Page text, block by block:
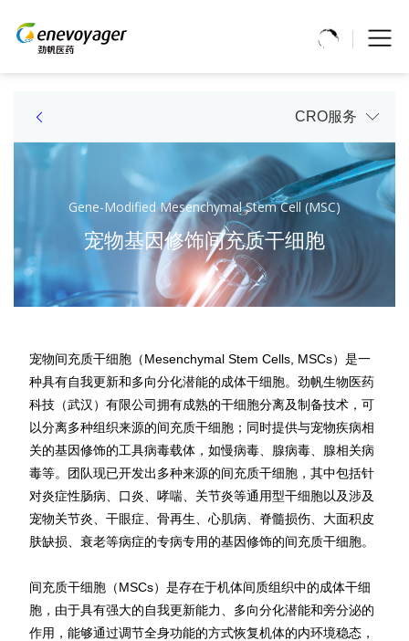
CRO服务
Gene-Modified Mesenchymal Stem Cell (MSC)
宠物基因修饰间充质干细胞
宠物间充质干细胞（Mesenchymal Stem Cells, MSCs）是一
种具有自我更新和多向分化潜能的成体干细胞。劲帆生物医药
科技（武汉）有限公司拥有成熟的干细胞分离及制备技术，可
以分离多种组织来源的间充质干细胞；同时提供与宠物疾病相
关的基因修饰的工具病毒载体，如慢病毒、腺病毒、腺相关病
毒等。团队现已开发出多种来源的间充质干细胞，其中包括针
对炎症性肠病、口炎、哮喘、关节炎等通用型干细胞以及涉及
宠物关节炎、干眼症、骨再生、心肌病、脊髓损伤、大面积皮
肤缺损、衰老等病症的专病专用的基因修饰的间充质干细胞。
间充质干细胞（MSCs）是存在于机体间质组织中的成体干细
胞，由于具有强大的自我更新能力、多向分化潜能和旁分泌的
作用，能够通过调节全身功能的方式恢复机体的内环境稳态，